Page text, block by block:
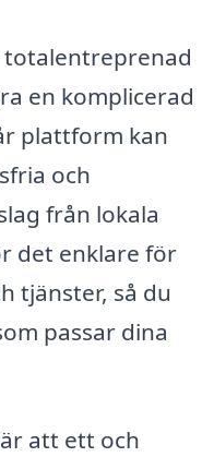
en komplicerad
plattform kan
och
från lokala
det enklare för
tjänster, så du
passar dina
att ett och